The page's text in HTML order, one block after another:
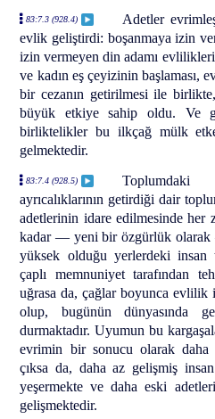
83:7.3 (928.4)
Adetler
evlik geliştirdi: boşanmaya izin
izin vermeyen din adamı
ve kadın eş çeyizinin başlaması,
bir cezanın getirilmesi ile birlikte,
büyük etkiye sahip oldu. Ve
birliktelikler bu ilkçağ mülk
gelmektedir.
83:7.4 (928.5)
ayrıcalıklarının getirdiği dair
adetlerinin idare edilmesinde her
kadar — yeni bir özgürlük olarak
yüksek olduğu yerlerdeki insan
çaplı memnuniyet tarafından
uğrasa da, çağlar boyunca evlilik
olup, bugünün dünyasında
durmaktadır. Uyumun bu
evrimin bir sonucu olarak daha
çıksa da, daha az gelişmiş
yeşermekte ve daha eski
gelişmektedir.